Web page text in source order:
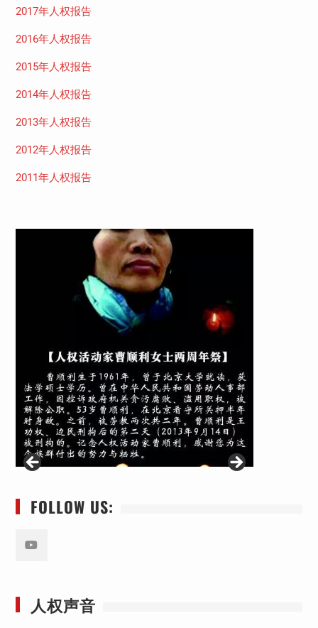
2017年人权报告
2016年人权报告
2015年人权报告
2014年人权报告
2013年人权报告
2012年人权报告
2011年人权报告
FOLLOW US:
人权声音